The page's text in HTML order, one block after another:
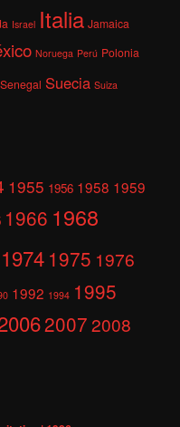
Israel Italia Jamaica
Noruega Perú Polonia
Senegal Suecia Suiza
1955 1956 1958 1959
1966 1968
1974 1975 1976
1992 1994 1995
20072008